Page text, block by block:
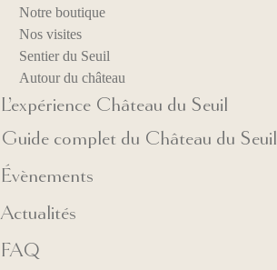
Notre boutique
Nos visites
Sentier du Seuil
Autour du château
L’expérience Château du Seuil
Guide complet du Château du Seuil
Évènements
Actualités
FAQ